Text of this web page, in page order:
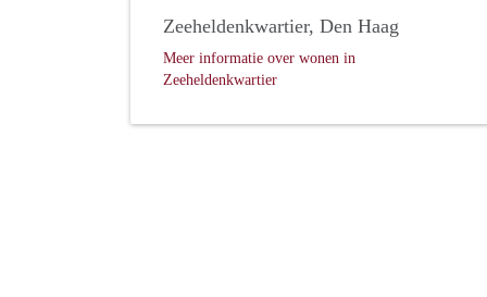
Zeeheldenkwartier, Den Haag
Meer informatie over wonen in
Zeeheldenkwartier